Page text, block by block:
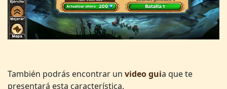
También podrás encontrar un video guia que te
presentará esta característica.